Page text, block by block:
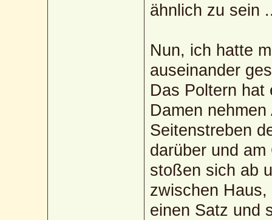
ähnlich zu sein
Nun, ich hatte
auseinander
Das Poltern hat
Damen
Seitenstreben
darüber und
stoßen sich ab
zwischen
einen Satz und